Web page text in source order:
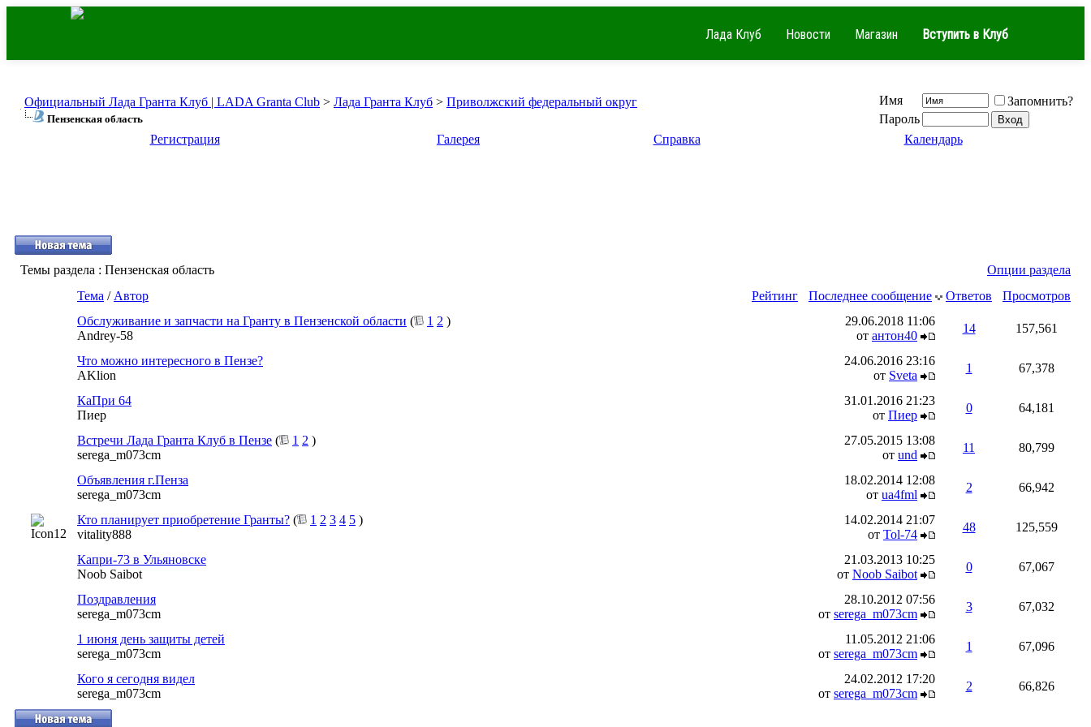
Лада Клуб Новости Магазин Вступить в Клуб
Официальный Лада Гранта Клуб | LADA Granta Club > Лада Гранта Клуб > Приволжский федеральный округ
Пензенская область
Имя
Запомнить?
Пароль
Регистрация
Галерея Справка Календарь
Темы раздела : Пензенская область
Опции раздела
Рейтинг
Тема / Автор Последнее сообщение Ответов
Просмотров
Обслуживание и запчасти на Гранту в Пензенской области ( 1 2 )
Andrey-58
29.06.2018 11:06
от антон40
14 157,561
Что можно интересного в Пензе?
AKlion
24.06.2016 23:16
от Sveta
1 67,378
КаПри 64
Пиер
31.01.2016 21:23
от Пиер
0 64,181
Встречи Лада Гранта Клуб в Пензе ( 1 2 )
serega_m073cm
27.05.2015 13:08
от und
11 80,799
Объявления г.Пенза
serega_m073cm
18.02.2014 12:08
от ua4fml
2 66,942
Кто планирует приобретение Гранты? ( 1 2 3 4 5 )
vitality888
14.02.2014 21:07
от Tol-74
48 125,559
Капри-73 в Ульяновске
Noob Saibot
21.03.2013 10:25
от Noob Saibot
0 67,067
Поздравления
serega_m073cm
28.10.2012 07:56
от serega_m073cm
3 67,032
1 июня день защиты детей
serega_m073cm
11.05.2012 21:06
от serega_m073cm
1 67,096
Кого я сегодня видел
serega_m073cm
24.02.2012 17:20
от serega_m073cm
2 66,826